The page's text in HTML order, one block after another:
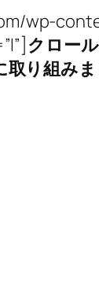
wp-
クロー
り組みま